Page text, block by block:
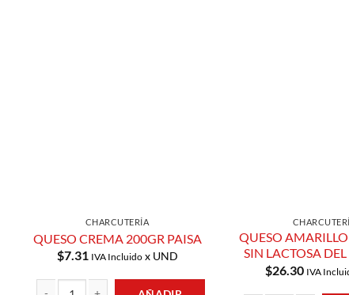
CHARCUTERÍA
QUESO CREMA 200GR PAISA
$7.31 IVA Incluidox UND
QUESO
SIN LACTOSA
$26.30 IVA